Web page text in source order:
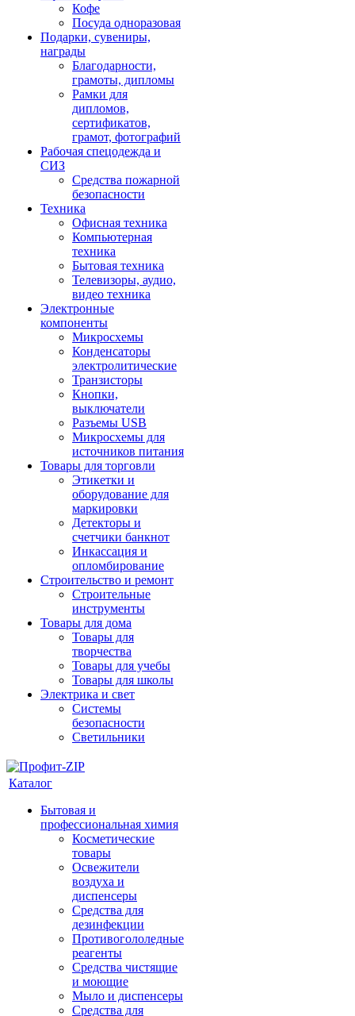
Кофе
Посуда одноразовая
Подарки, сувениры,
награды
Благодарности,
грамоты, дипломы
Рамки для
дипломов,
сертификатов,
грамот, фотографий
Рабочая спецодежда и
СИЗ
Средства пожарной
безопасности
Техника
Офисная техника
Компьютерная
техника
Бытовая техника
Телевизоры, аудио,
видео техника
Электронные
компоненты
Микросхемы
Конденсаторы
электролитические
Транзисторы
Кнопки,
выключатели
Разъемы USB
Микросхемы для
источников питания
Товары для торговли
Этикетки и
оборудование для
маркировки
Детекторы и
счетчики банкнот
Инкассация и
опломбирование
Строительство и ремонт
Строительные
инструменты
Товары для дома
Товары для
творчества
Товары для учебы
Товары для школы
Электрика и свет
Системы
безопасности
Светильники
Каталог
Бытовая и
профессиональная химия
Косметические
товары
Освежители
воздуха и
диспенсеры
Средства для
дезинфекции
Противогололедные
реагенты
Средства чистящие
и моющие
Мыло и диспенсеры
Средства для